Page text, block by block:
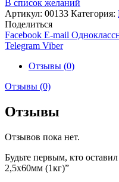
В список желаний
Артикул: 00133 Категория:
Поделиться
Facebook E-mail
Telegram Viber
Отзывы (0)
Отзывы (0)
Отзывы
Отзывов пока нет.
Будьте первым, кто
2,5х60мм (1кг)”